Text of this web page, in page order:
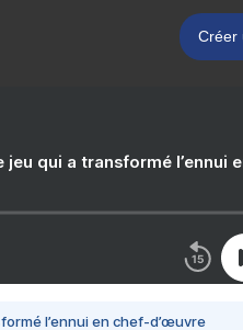
Créer
jeu qui a transformé l’ennui
l’ennui en chef-d’œuvre